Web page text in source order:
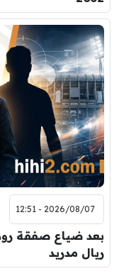
2026/08/07 - 12:51
بعد ضياع صفقة
ريال مدريد